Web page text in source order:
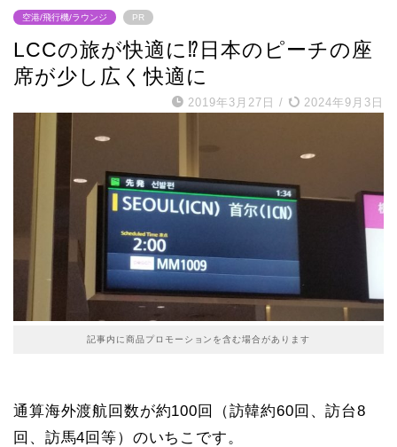
空港/飛行機/ラウンジ PR
LCCの旅が快適に⁉日本のピーチの座
席が少し広く快適に
2019年3月27日 / 2024年9月3日
記事内に商品プロモーションを含む場合があります
通算海外渡航回数が約100回（訪韓約60回、訪台8
回、訪馬4回等）のいちこです。